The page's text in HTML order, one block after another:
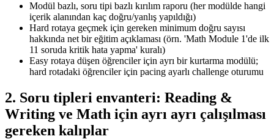
Modül bazlı, soru tipi bazlı kırılım raporu (her modülde hangi
içerik alanından kaç doğru/yanlış yapıldığı)
Hard rotaya geçmek için gereken minimum doğru sayısı
hakkında net bir eğitim açıklaması (örn. 'Math Module 1'de ilk
11 soruda kritik hata yapma' kuralı)
Easy rotaya düşen öğrenciler için ayrı bir kurtarma modülü;
hard rotadaki öğrenciler için pacing ayarlı challenge oturumu
2. Soru tipleri envanteri: Reading &
Writing ve Math için ayrı ayrı çalışılması
gereken kalıplar